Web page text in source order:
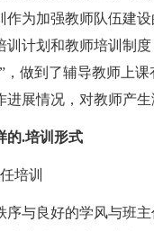
作为加强教师队伍建
训计划和教师培训制
，做到了辅导教师上
进展情况，对教师产生
的.培训形式
培训
良好的学风与班主